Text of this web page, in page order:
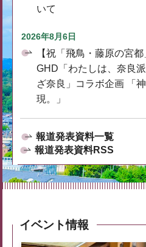
いて
2026年8月6日
【祝「飛鳥・藤原の宮
GHD「わたしは、奈良
ざ奈良」コラボ企画 「
現。」
報道発表資料一覧
報道発表資料RSS
イベント情報